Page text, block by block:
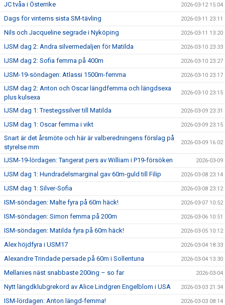
JC tvåa i Österrike 2026-03-12 15:04
Dags för vinterns sista SM-tävling 2026-03-11 23:11
Nils och Jacqueline segrade i Nyköping 2026-03-11 13:20
IJSM dag 2: Andra silvermedaljen för Matilda 2026-03-10 23:33
IJSM dag 2: Sofia femma på 400m 2026-03-10 23:27
IJSM-19-söndagen: Atlassi 1500m-femma 2026-03-10 23:17
IJSM dag 2: Anton och Oscar längdfemma och längdsexa
plus kulsexa
2026-03-10 23:15
IJSM dag 1: Trestegssilver till Matilda 2026-03-09 23:31
IJSM dag 1: Oscar femma i vikt 2026-03-09 23:15
Snart är det årsmöte och här är valberedningens förslag på
styrelse mm
2026-03-09 16:02
IJSM-19-lördagen: Tangerat pers av William i P19-försöken 2026-03-09
IJSM dag 1: Hundradelsmarginal gav 60m-guld till Filip 2026-03-08 23:14
IJSM dag 1: Silver-Sofia 2026-03-08 23:12
ISM-söndagen: Malte fyra på 60m häck! 2026-03-07 10:52
ISM-söndagen: Simon femma på 200m 2026-03-06 10:51
ISM-söndagen: Matilda fyra på 60m häck! 2026-03-05 10:12
Alex höjdfyra i USM17 2026-03-04 18:33
Alexandre Trindade persade på 60m i Sollentuna 2026-03-04 13:30
Mellanies näst snabbaste 200ing – so far 2026-03-04
Nytt längdklubgrekord av Alice Lindgren Engelblom i USA 2026-03-03 21:34
ISM-lördagen: Anton längd-femma! 2026-03-03 08:14